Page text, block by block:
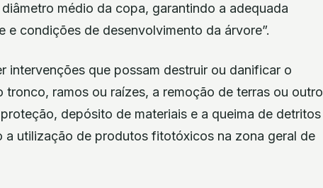
médio da copa, garantindo a adequada
e condições de desenvolvimento da árvore”.
intervenções que possam destruir ou danificar o
ramos ou raízes, a remoção de terras ou outro
depósito de materiais e a queima de detritos
utilização de produtos fitotóxicos na zona geral de